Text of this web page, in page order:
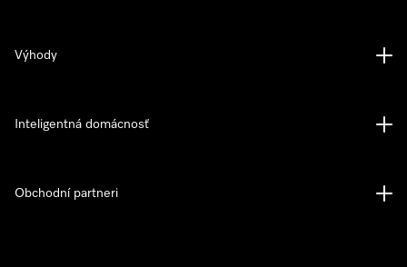
Výhody
Inteligentná domácnosť
Obchodní partneri